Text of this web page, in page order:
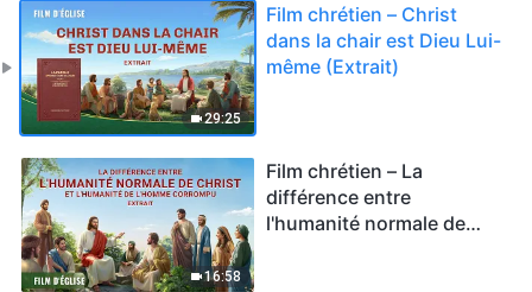
29:25
Film chrétien – Christ
dans la chair est Dieu Lui-
même (Extrait)
16:58
Film chrétien – La
différence entre
l'humanité normale de